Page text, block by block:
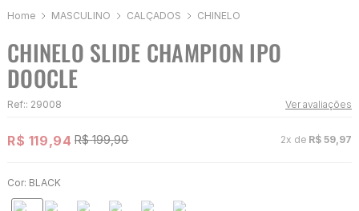
MASCULINO CALÇADOS CHINELO
CHINELO SLIDE CHAMPION IPO
DOOCLE
Ref:: 29008 Ver avaliações
R$ 119,94 R$ 199,90 2x de R$ 59 97
Cor: BLACK